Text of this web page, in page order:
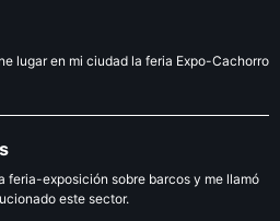
lugar en mi ciudad la feria Expo-Cachorro
feria-exposición sobre barcos y me llamó
este sector.